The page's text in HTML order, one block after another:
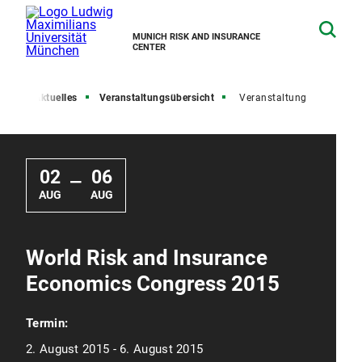
MUNICH RISK AND INSURANCE
CENTER
Aktuelles Veranstaltungsübersicht Veranstaltung
02
AUG
— 06
AUG
World Risk and Insurance
Economics Congress 2015
Termin:
2. August 2015 - 6. August 2015